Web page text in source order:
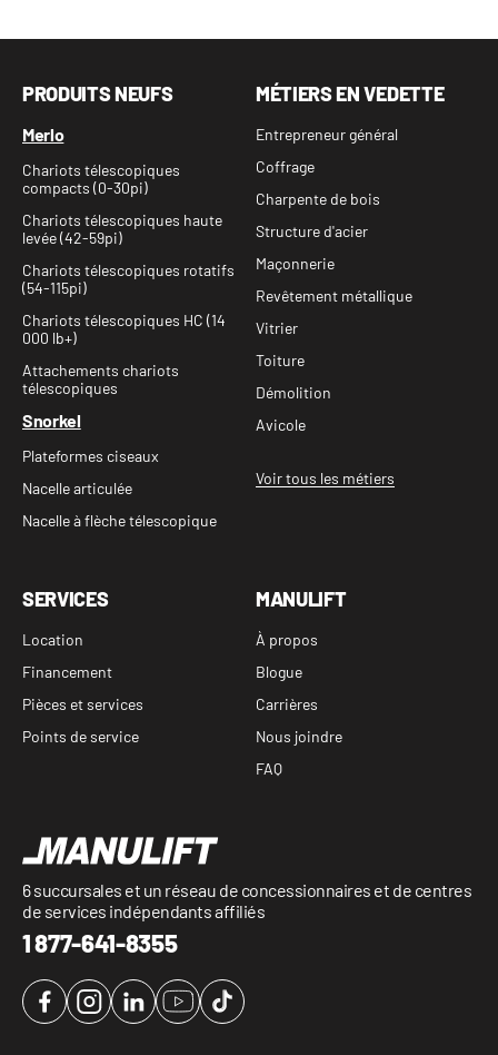
PRODUITS NEUFS
Merlo
Chariots télescopiques
compacts (0-30pi)
Chariots télescopiques haute
levée (42-59pi)
Chariots télescopiques rotatifs
(54-115pi)
Chariots télescopiques HC (14
000 lb+)
Attachements chariots
télescopiques
Snorkel
Plateformes ciseaux
Nacelle articulée
Nacelle à flèche télescopique
MÉTIERS EN VEDETTE
Entrepreneur général
Coffrage
Charpente de bois
Structure d'acier
Maçonnerie
Revêtement métallique
Vitrier
Toiture
Démolition
Avicole
Voir tous les métiers
SERVICES
Location
Financement
Pièces et services
Points de service
MANULIFT
À propos
Blogue
Carrières
Nous joindre
FAQ
6 succursales et un réseau de concessionnaires et de centres
de services indépendants affiliés
1 877-641-8355
FacebookInstagramLinkedInYouTubeTikTok